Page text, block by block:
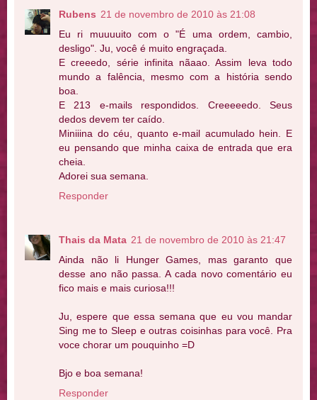
Rubens 21 de novembro de 2010 às 21:08
Eu ri muuuuito com o "É uma ordem, cambio,
desligo". Ju, você é muito engraçada.
E creeedo, série infinita nãaao. Assim leva todo
mundo a falência, mesmo com a história sendo
boa.
E 213 e-mails respondidos. Creeeeedo. Seus
dedos devem ter caído.
Miniiina do céu, quanto e-mail acumulado hein. E
eu pensando que minha caixa de entrada que era
cheia.
Adorei sua semana.
Responder
Thais da Mata 21 de novembro de 2010 às 21:47
Ainda não li Hunger Games, mas garanto que
desse ano não passa. A cada novo comentário eu
fico mais e mais curiosa!!!
Ju, espere que essa semana que eu vou mandar
Sing me to Sleep e outras coisinhas para você. Pra
voce chorar um pouquinho =D
Bjo e boa semana!
Responder